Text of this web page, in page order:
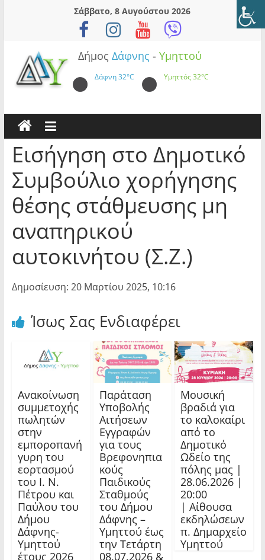
Σάββατο, 8 Αυγούστου 2026
Δήμος Δάφνης - Υμηττού
Δάφνη32°C Υμηττός32°C
Εισήγηση στο Δημοτικό
Συμβούλιο χορήγησης
θέσης στάθμευσης μη
αναπηρικού
αυτοκινήτου (Σ.Ζ.)
Δημοσίευση: 20 Μαρτίου 2025, 10:16
Ίσως Σας Ενδιαφέρει
Ανακοίνωση
συμμετοχής
πωλητών
στην
εμποροπανή
γυρη του
εορτασμού
του Ι. Ν.
Πέτρου και
Παύλου του
Δήμου
Δάφνης-
Υμηττού
έτους 2026
Παράταση
Υποβολής
Αιτήσεων
Εγγραφών
για τους
Βρεφονηπια
κούς
Παιδικούς
Σταθμούς
του Δήμου
Δάφνης –
Υμηττού έως
την Τετάρτη
08.07.2026 &
Μουσική
βραδιά για
το καλοκαίρι
από το
Δημοτικό
Ωδείο της
πόλης μας |
28.06.2026 |
20:00
| Αίθουσα
εκδηλώσεων
π. Δημαρχείο
Υμηττού